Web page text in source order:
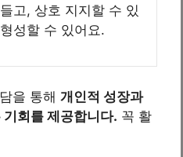
고, 상호 지지할 수 있
성할 수 있어요.
을 통해 개인적 성장과
회를 제공합니다. 꼭 활